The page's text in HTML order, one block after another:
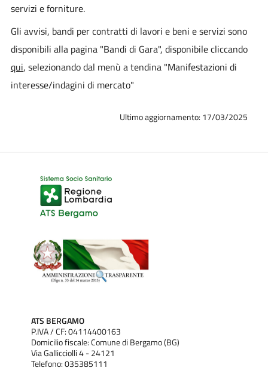
servizi e forniture.
Gli avvisi, bandi per contratti di lavori e beni e servizi sono
disponibili alla pagina "Bandi di Gara", disponibile cliccando
qui, selezionando dal menù a tendina "Manifestazioni di
interesse/indagini di mercato"
Ultimo aggiornamento: 17/03/2025
ATS BERGAMO
P.IVA / CF: 04114400163
Domicilio fiscale: Comune di Bergamo (BG)
Via Gallicciolli 4 - 24121
Telefono: 035385111